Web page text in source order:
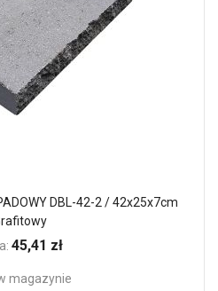
DBL-42-2 / 42x25x7cm
45,41 zł
magazynie